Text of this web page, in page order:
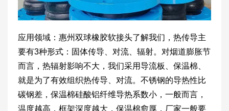
应用领域：惠州双球橡胶软接头了解我们，热传导主
要有3种形式：固体传导、对流、辐射。对烟道膨胀节
而言，热辐射影响不大，我们采用导流板、保温棉、
就是为了有效组织热传导、对流。不锈钢的导热性比
碳钢差，保温棉硅酸铝纤维导热系数小，一般而言，
温度越高，框架深度越大，保温棉愈厚，厂家一般要